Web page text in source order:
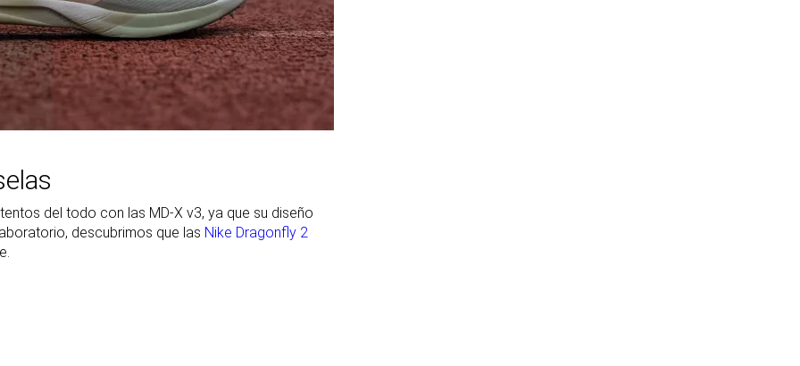
19.2 mm 19.8 mm
19.3 mm 17.8 mm
Muy ancha
Estándar Estándar
del todo con las MD-X v3, ya que su diseño
descubrimos que las Nike Dragonfly 2